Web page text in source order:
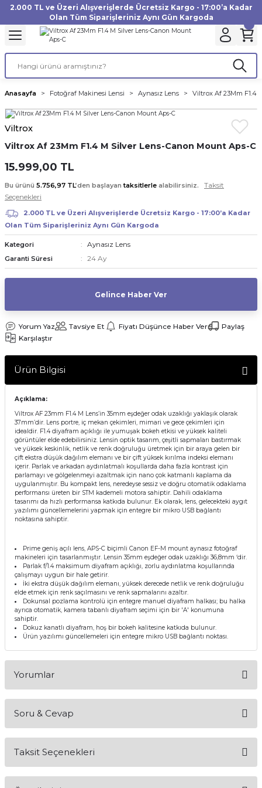
2.000 TL ve Üzeri Alışverişlerde Ücretsiz Kargo - 17:00’a Kadar
Olan Tüm Siparişleriniz Aynı Gün Kargoda
Geri Dön
Aksesuarları
Makinesi
Geri Dön
Geri Dön
Geri Dön
Geri Dön
Geri Dön
Geri Dön
Geri Dön
Geri Dön
Geri Dön
Geri Dön
Geri Dön
Anasayfa Fotoğraf Makinesi Lensi Aynasız Lens Viltrox Af 23Mm F1.4
Viltrox
Viltrox Af 23Mm F1.4 M Silver Lens-Canon Mount Aps-C
15.999,00 TL
Bu ürünü 5.756,97 TL’den başlayantaksitlerle alabilirsiniz.
Taksit
Seçenekleri
2.000 TL ve Üzeri Alışverişlerde Ücretsiz Kargo - 17:00’a Kadar
Olan Tüm Siparişleriniz Aynı Gün Kargoda
Kategori Aynasız Lens
Garanti Süresi 24 Ay
Gelince Haber Ver
Yorum Yaz Tavsiye Et Fiyatı Düşünce Haber Ver
Paylaş
Karşılaştır
Ürün Bilgisi
Açıklama:
Viltrox AF 23mm F1.4 M Lens’in 35mm eşdeğer odak uzaklığı yaklaşık olarak
37mm’dir. Lens portre, iç mekan çekimleri, mimari ve gece çekimleri için
idealdir. F1.4 diyafram açıklığı ile yumuşak bokeh etkisi ve yüksek kaliteli
görüntüler elde edebilirsiniz. Lensin optik tasarım, çeşitli sapmaları bastırmak
ve yüksek keskinlik, netlik ve renk doğruluğu üretmek için bir araya gelen bir
çift ekstra düşük dağılım elemanı ve bir çift yüksek kırılma indeksi elemanı
içerir. Parlak ve arkadan aydınlatmalı koşullarda daha fazla kontrast için
parlamayı ve gölgelenmeyi azaltmak için nano çok katmanlı kaplama da
uygulanmıştır. Bu kompakt lens, neredeyse sessiz ve doğru otomatik odaklama
performansı üreten bir STM kademeli motora sahiptir. Dahili odaklama
tasarımı da hızlı performansa katkıda bulunur. Ek olarak, lens, gelecekteki aygıt
yazılımı güncellemelerini yapmak için entegre bir mikro USB bağlantı
noktasına sahiptir.
Prime geniş açılı lens, APS-C biçimli Canon EF-M mount aynasız fotoğraf
makineleri için tasarlanmıştır. Lensin 35mm eşdeğer odak uzaklığı 36,8mm ‘dir.
Parlak f/1.4 maksimum diyafram açıklığı, zorlu aydınlatma koşullarında
çalışmayı uygun bir hale getirir.
İki ekstra düşük dağılım elemanı, yüksek derecede netlik ve renk doğruluğu
elde etmek için renk saçılmasını ve renk sapmalarını azaltır.
Dokunsal pozlama kontrolü için entegre manuel diyafram halkası; bu halka
ayrıca otomatik, kamera tabanlı diyafram seçimi için bir 'A' konumuna
sahiptir.
Dokuz kanatlı diyafram, hoş bir bokeh kalitesine katkıda bulunur.
Ürün yazılımı güncellemeleri için entegre mikro USB bağlantı noktası.
Yorumlar
Soru & Cevap
Taksit Seçenekleri